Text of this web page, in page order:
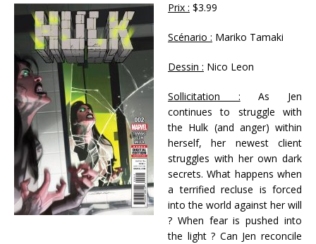
Prix : $3.99
Scénario : Mariko Tamaki
Dessin : Nico Leon
Sollicitation : As Jen
continues to struggle with
the Hulk (and anger) within
herself, her newest client
struggles with her own dark
secrets. What happens when
a terrified recluse is forced
into the world against her will
? When fear is pushed into
the light ? Can Jen reconcile